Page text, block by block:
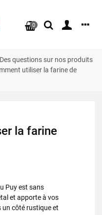
0
Des questions sur nos produits
utiliser la farine de
la farine
Puyest sans
et apporte à vos
un côté rustique et